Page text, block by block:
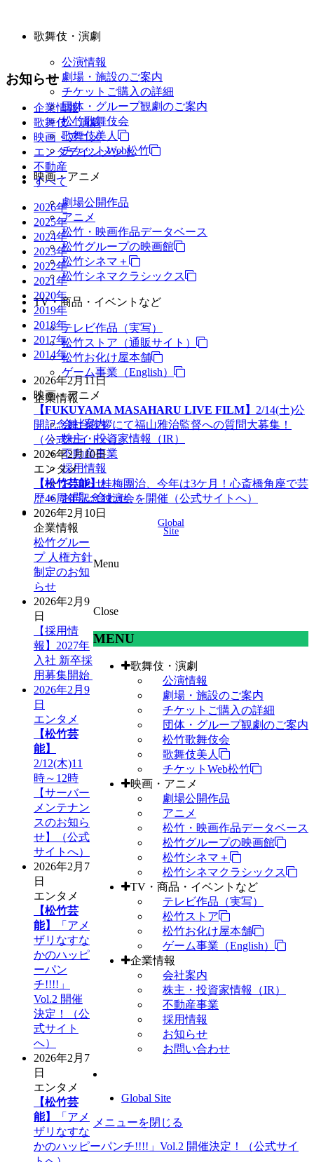
歌舞伎・演劇
公演情報
劇場・施設のご案内
チケットご購入の詳細
団体・グループ観劇のご案内
松竹歌舞伎会
歌舞伎美人
チケットWeb松竹
映画・アニメ
劇場公開作品
アニメ
松竹・映画作品データベース
松竹グループの映画館
松竹シネマ＋
松竹シネマクラシックス
TV・商品・イベントなど
テレビ作品（実写）
松竹ストア（通販サイト）
松竹お化け屋本舗
ゲーム事業（English）
企業情報
会社案内
株主・投資家情報（IR）
不動産事業
採用情報
お知らせ
お問い合わせ
Global
Site
Menu
Close
MENU
歌舞伎・演劇
公演情報
劇場・施設のご案内
チケットご購入の詳細
団体・グループ観劇のご案内
松竹歌舞伎会
歌舞伎美人
チケットWeb松竹
映画・アニメ
劇場公開作品
アニメ
松竹・映画作品データベース
松竹グループの映画館
松竹シネマ＋
松竹シネマクラシックス
TV・商品・イベントなど
テレビ作品（実写）
松竹ストア
松竹お化け屋本舗
ゲーム事業（English）
企業情報
会社案内
株主・投資家情報（IR）
不動産事業
採用情報
お知らせ
お問い合わせ
Global Site
メニューを閉じる
お知らせ
企業情報
歌舞伎・演劇
映画・アニメ
エンタテインメント
不動産
すべて
2026年
2025年
2024年
2023年
2022年
2021年
2020年
2019年
2018年
2017年
2014年
2026年2月11日
映画・アニメ
【FUKUYAMA MASAHARU LIVE FILM】 2/14(土)公
開記念舞台挨拶にて福山雅治監督への質問大募集！
（公式サイトへ）
2026年2月10日
エンタメ
【松竹芸能】桂梅團治、今年は3ケ月！心斎橋角座で芸
歴46周年記念独演会を開催（公式サイトへ）
2026年2月10日
企業情報
松竹グルー
プ 人権方針
制定のお知
らせ
2026年2月9
日
【採用情
報】2027年
入社 新卒採
用募集開始
2026年2月9
日
エンタメ
【松竹芸
能】
2/12(木)11
時～12時
【サーバー
メンテナン
スのお知ら
せ】（公式
サイトへ）
2026年2月7
日
エンタメ
【松竹芸
能】
「アメ
ザリなすな
かのハッピ
ーパン
チ!!!!」
Vol.2 開催
決定！（公
式サイト
へ）
2026年2月7
日
エンタメ
【松竹芸
能】
「アメ
ザリなすな
かのハッピーパンチ!!!!」Vol.2 開催決定！（公式サイ